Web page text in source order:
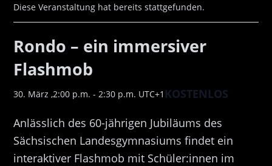
Diese Veranstaltung hat bereits stattgefunden.
Rondo – ein immersiver
Flashmob
30. März ,2:00 p.m. - 2:30 p.m. UTC+1 KOSTENLOS
Anlässlich des 60-jährigen Jubiläums des
Sächsischen Landesgymnasiums findet ein
interaktiver Flashmob mit Schüler:innen im